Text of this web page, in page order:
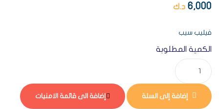
6,000 د.ك
فيليب سيب
الكمية المطلوبة
إضافة إلى السلة إضافة الى قائمة الامنيات